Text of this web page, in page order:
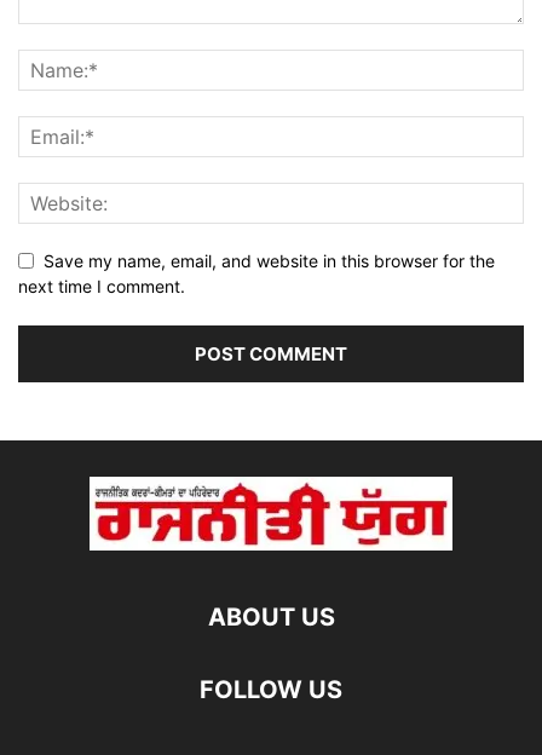
Save my name, email, and website in this browser for the
next time I comment.
ABOUT US
FOLLOW US